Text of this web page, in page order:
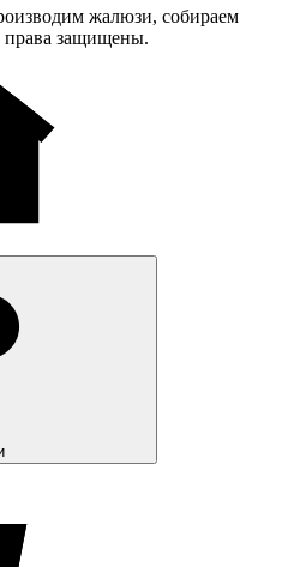
жалюзи, собираем
защищены.